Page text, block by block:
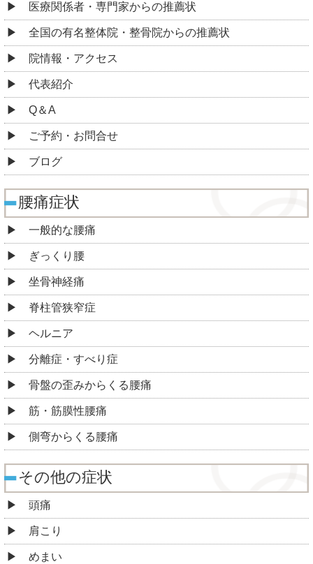
医療関係者・専門家からの推薦状
全国の有名整体院・整骨院からの推薦状
院情報・アクセス
代表紹介
Q＆A
ご予約・お問合せ
ブログ
腰痛症状
一般的な腰痛
ぎっくり腰
坐骨神経痛
脊柱管狭窄症
ヘルニア
分離症・すべり症
骨盤の歪みからくる腰痛
筋・筋膜性腰痛
側弯からくる腰痛
その他の症状
頭痛
肩こり
めまい